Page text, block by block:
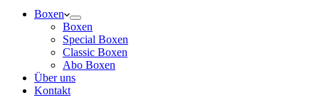
Boxen
Boxen
Special Boxen
Classic Boxen
Abo Boxen
Über uns
Kontakt